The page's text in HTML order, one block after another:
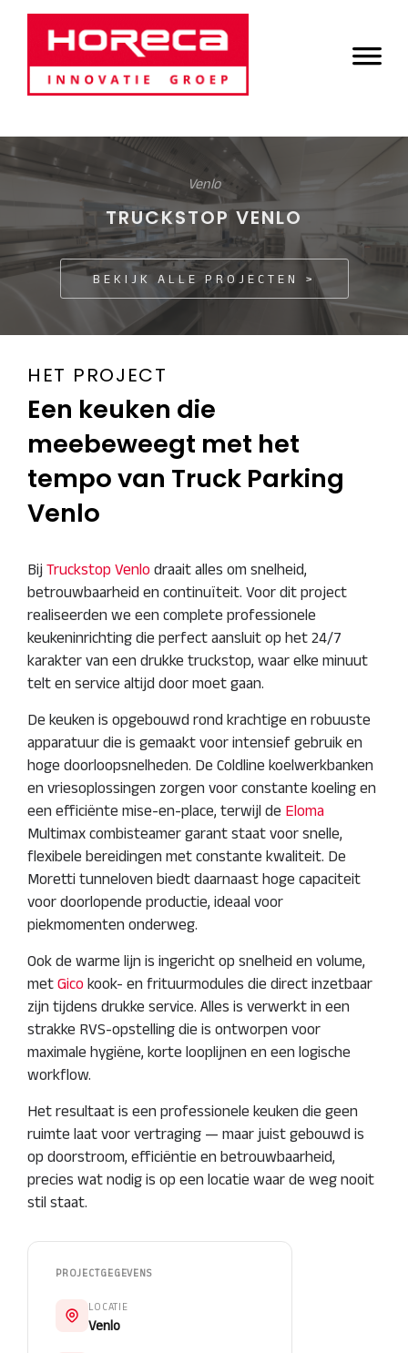
Door
naar
de
hoofd
Horeca Innovatie
Groep
Header
Venlo
TRUCKSTOP VENLO
BEKIJK ALLE PROJECTEN >
HET PROJECT
Een keuken die
meebeweegt met het
tempo van Truck Parking
Venlo
Bij Truckstop Venlo draait alles om snelheid,
betrouwbaarheid en continuïteit. Voor dit project
realiseerden we een complete professionele
keukeninrichting die perfect aansluit op het 24/7
karakter van een drukke truckstop, waar elke minuut
telt en service altijd door moet gaan.
De keuken is opgebouwd rond krachtige en robuuste
apparatuur die is gemaakt voor intensief gebruik en
hoge doorloopsnelheden. De Coldline koelwerkbanken
en vriesoplossingen zorgen voor constante koeling en
een efficiënte mise-en-place, terwijl de Eloma
Multimax combisteamer garant staat voor snelle,
flexibele bereidingen met constante kwaliteit. De
Moretti tunneloven biedt daarnaast hoge capaciteit
voor doorlopende productie, ideaal voor
piekmomenten onderweg.
Ook de warme lijn is ingericht op snelheid en volume,
met Gico kook- en frituurmodules die direct inzetbaar
zijn tijdens drukke service. Alles is verwerkt in een
strakke RVS-opstelling die is ontworpen voor
maximale hygiëne, korte looplijnen en een logische
workflow.
Het resultaat is een professionele keuken die geen
ruimte laat voor vertraging — maar juist gebouwd is
op doorstroom, efficiëntie en betrouwbaarheid,
precies wat nodig is op een locatie waar de weg nooit
stil staat.
PROJECTGEGEVENS
LOCATIE
Venlo